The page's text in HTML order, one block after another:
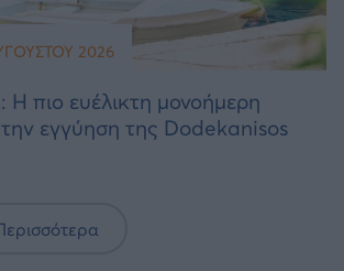
2026
πιο ευέλικτη μονοήμερη
εγγύηση της Dodekanisos